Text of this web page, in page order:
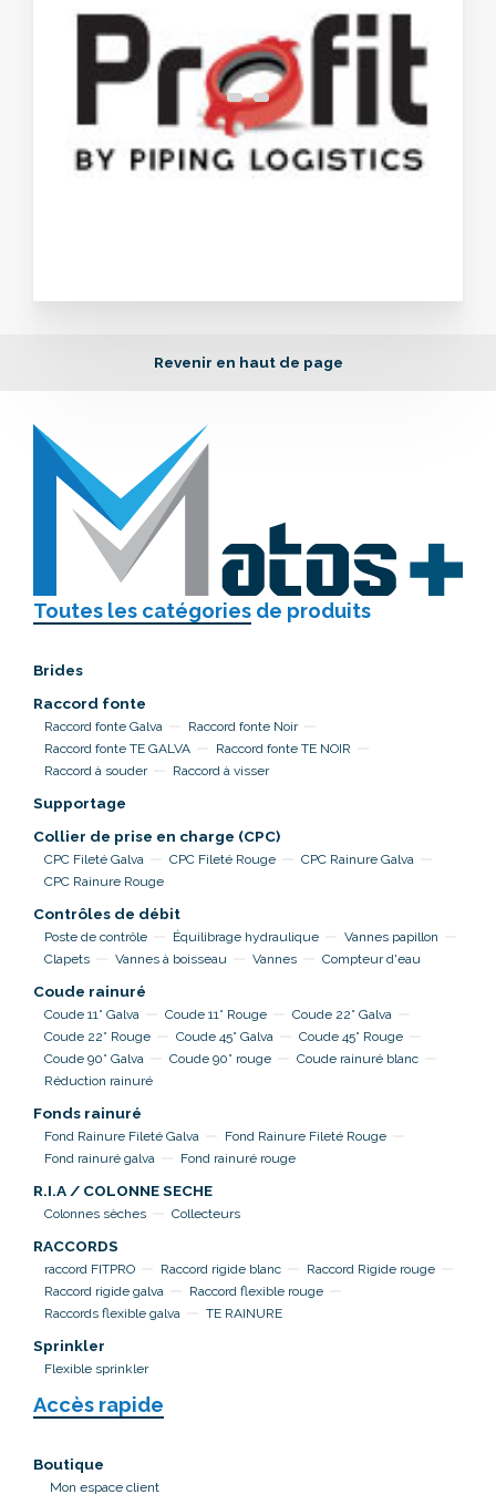
Revenir en haut de page
Toutes les catégories de produits
Brides
Raccord fonte
Raccord fonte Galva
Raccord fonte Noir
Raccord fonte TE GALVA
Raccord fonte TE NOIR
Raccord à souder
Raccord à visser
Supportage
Collier de prise en charge (CPC)
CPC Fileté Galva CPC Fileté Rouge
CPC Rainure Galva
CPC Rainure Rouge
Contrôles de débit
Poste de contrôle Équilibrage hydraulique
Vannes papillon
Clapets
Vannes à boisseau Vannes Compteur d'eau
Coude rainuré
Coude 11° Galva Coude 11° Rouge
Coude 22° Galva
Coude 22° Rouge
Coude 45° Galva
Coude 45° Rouge
Coude 90° Galva
Coude 90° rouge
Coude rainuré blanc
Réduction rainuré
Fonds rainuré
Fond Rainure Fileté Galva
Fond Rainure Fileté Rouge
Fond rainuré galva
Fond rainuré rouge
R.I.A / COLONNE SECHE
Colonnes sèches Collecteurs
RACCORDS
raccord FITPRO Raccord rigide blanc
Raccord Rigide rouge
Raccord rigide galva
Raccord flexible rouge
Raccords flexible galva
TE RAINURE
Sprinkler
Flexible sprinkler
Accès rapide
Boutique
Mon espace client